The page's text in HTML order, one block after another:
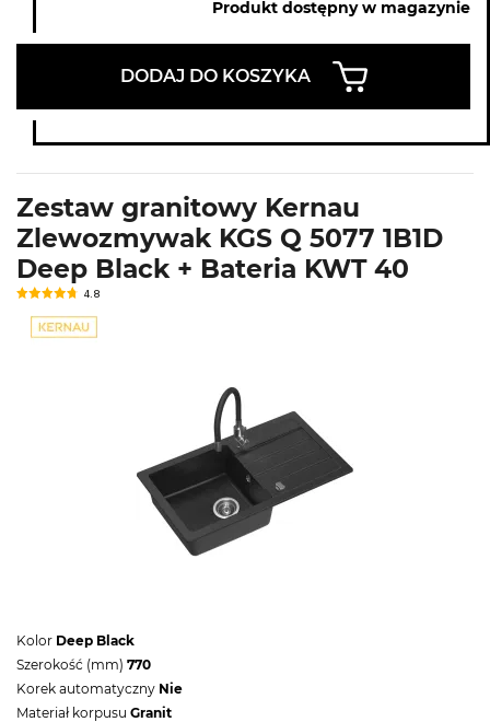
Produkt dostępny w magazynie
DODAJ DO KOSZYKA
Zestaw granitowy Kernau
Zlewozmywak KGS Q 5077 1B1D
Deep Black + Bateria KWT 40
4.8
Kolor Deep Black
Szerokość (mm) 770
Korek automatyczny Nie
Materiał korpusu Granit